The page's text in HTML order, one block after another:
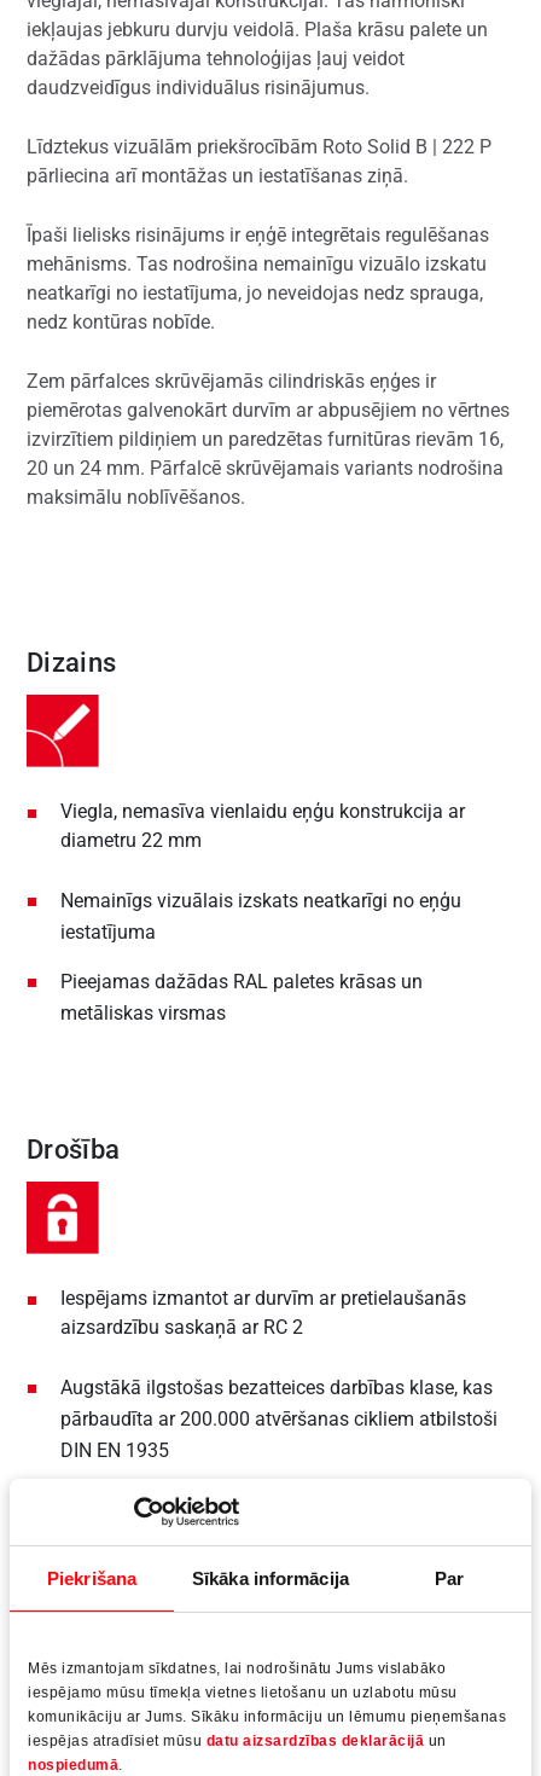
Piekrišana Sīkāka informācija Par
Mēs izmantojam sīkdatnes, lai nodrošinātu Jums vislabāko
iespējamo mūsu tīmekļa vietnes lietošanu un uzlabotu mūsu
komunikāciju ar Jums. Sīkāku informāciju un lēmumu pieņemšanas
iespējas atradīsiet mūsu datu aizsardzības deklarācijā un
nospiedumā
iekļaujas jebkuru durvju veidolā. Plaša krāsu palete un
dažādas pārklājuma tehnoloģijas ļauj veidot
daudzveidīgus individuālus risinājumus.
Līdztekus vizuālām priekšrocībām Roto Solid B | 222 P
pārliecina arī montāžas un iestatīšanas ziņā.
Īpaši lielisks risinājums ir eņģē integrētais regulēšanas
mehānisms. Tas nodrošina nemainīgu vizuālo izskatu
neatkarīgi no iestatījuma, jo neveidojas nedz sprauga,
nedz kontūras nobīde.
Zem pārfalces skrūvējamās cilindriskās eņģes ir
piemērotas galvenokārt durvīm ar abpusējiem no vērtnes
izvirzītiem pildiņiem un paredzētas furnitūras rievām 16,
20 un 24 mm. Pārfalcē skrūvējamais variants nodrošina
maksimālu noblīvēšanos.
Dizains
Viegla, nemasīva vienlaidu eņģu konstrukcija ar
diametru 22 mm
Nemainīgs vizuālais izskats neatkarīgi no eņģu
iestatījuma
Pieejamas dažādas RAL paletes krāsas un
metāliskas virsmas
Drošība
Iespējams izmantot ar durvīm ar pretielaušanās
aizsardzību saskaņā ar RC 2
Augstākā ilgstošas bezatteices darbības klase, kas
pārbaudīta ar 200.000 atvēršanas cikliem atbilstoši
DIN EN 1935
5. korozijizturības klase saskaņā ar DIN EN 1670